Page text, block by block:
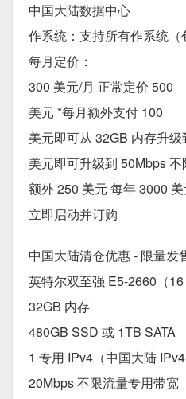
中国大陆数据中心
作系统：支持所有作系统（
每月定价：
300 美元/月 正常定价 500
美元 *每月额外支付 100
美元即可从 32GB 内存升
美元即可升级到 50Mbps
额外 250 美元 每年 3000
立即启动并订购
中国大陆清仓优惠 - 限量发
英特尔双至强 E5-2660（16
32GB 内存
480GB SSD 或 1TB SATA
1 专用 IPv4（中国大陆 IPv4
20Mbps 不限流量专用带宽